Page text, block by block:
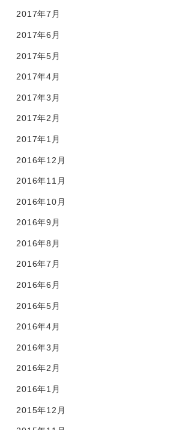
2017年7月
2017年6月
2017年5月
2017年4月
2017年3月
2017年2月
2017年1月
2016年12月
2016年11月
2016年10月
2016年9月
2016年8月
2016年7月
2016年6月
2016年5月
2016年4月
2016年3月
2016年2月
2016年1月
2015年12月